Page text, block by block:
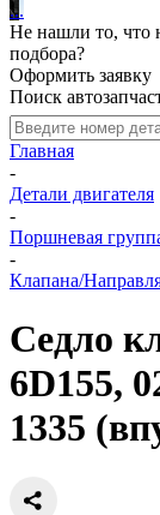
...
Не нашли то, что
подбора?
Оформить заявку
Поиск
Главная
-
Детали двигателя
-
Поршневая
-
Клапана/
Седло
6D155,
1335